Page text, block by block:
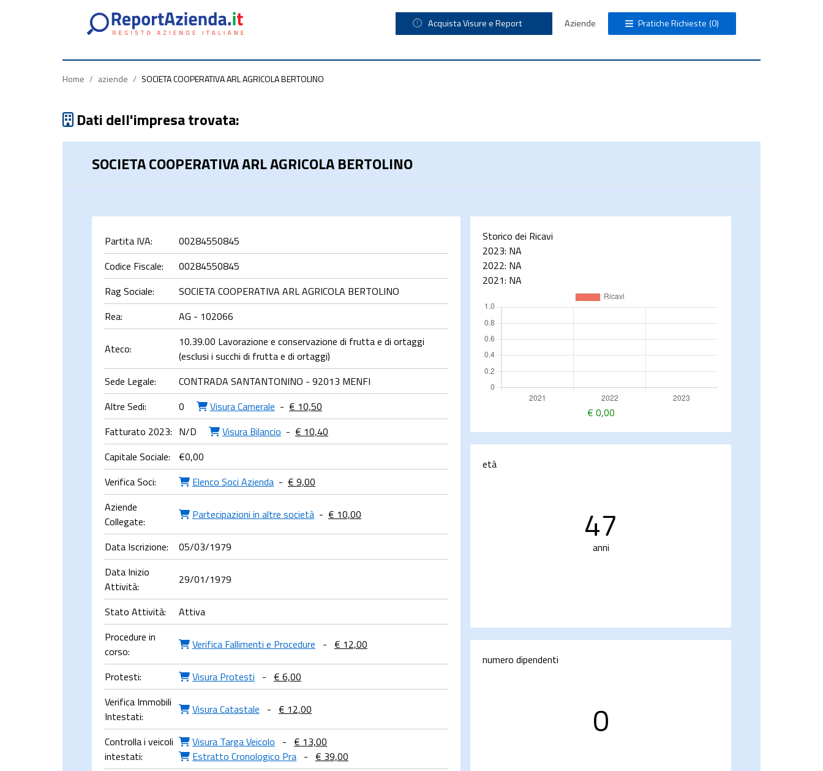
Acquista Visure e Report Aziende Pratiche Richieste (0)
Home / aziende / SOCIETA COOPERATIVA ARL AGRICOLA BERTOLINO
Dati dell'impresa trovata:
SOCIETA COOPERATIVA ARL AGRICOLA BERTOLINO
Partita IVA:
00284550845
Codice Fiscale:
00284550845
Rag Sociale:
SOCIETA COOPERATIVA ARL AGRICOLA BERTOLINO
Rea:
AG - 102066
Ateco:
10.39.00 Lavorazione e conservazione di frutta e di ortaggi
(esclusi i succhi di frutta e di ortaggi)
Sede Legale:
CONTRADA SANTANTONINO - 92013 MENFI
Altre Sedi:
0 Visura Camerale - € 10,50
Fatturato 2023: N/D Visura Bilancio - € 10,40
Capitale Sociale:
€0,00
Verifica Soci:
Elenco Soci Azienda - € 9,00
Aziende
Collegate:
Partecipazioni in altre società - € 10,00
Data Iscrizione:
05/03/1979
Data Inizio
Attività:
29/01/1979
Stato Attività:
Attiva
Procedure in
corso:
Verifica Fallimenti e Procedure - € 12,00
Protesti: Visura Protesti - € 6,00
Verifica Immobili
Intestati:
Visura Catastale - € 12,00
Controlla i veicoli
intestati:
Visura Targa Veicolo - € 13,00
Estratto Cronologico Pra - € 39,00
Storico dei Ricavi
2023: NA
2022: NA
2021: NA
€ 0,00
età
47
anni
numero dipendenti
0